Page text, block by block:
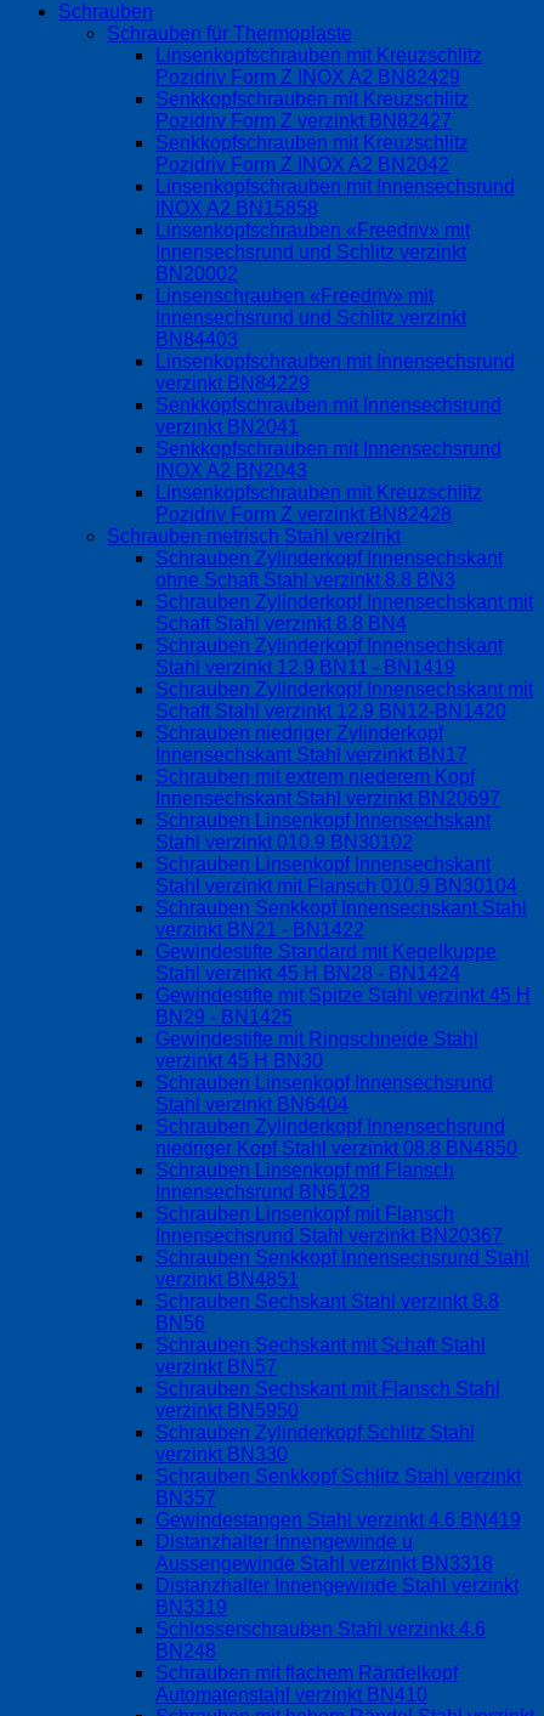
Schrauben
Schrauben für Thermoplaste
Linsenkopfschrauben mit Kreuzschlitz
Pozidriv Form Z INOX A2 BN82429
Senkkopfschrauben mit Kreuzschlitz
Pozidriv Form Z verzinkt BN82427
Senkkopfschrauben mit Kreuzschlitz
Pozidriv Form Z INOX A2 BN2042
Linsenkopfschrauben mit Innensechsrund
INOX A2 BN15858
Linsenkopfschrauben «Freedriv» mit
Innensechsrund und Schlitz verzinkt
BN20002
Linsenschrauben «Freedriv» mit
Innensechsrund und Schlitz verzinkt
BN84403
Linsenkopfschrauben mit Innensechsrund
verzinkt BN84229
Senkkopfschrauben mit Innensechsrund
verzinkt BN2041
Senkkopfschrauben mit Innensechsrund
INOX A2 BN2043
Linsenkopfschrauben mit Kreuzschlitz
Pozidriv Form Z verzinkt BN82428
Schrauben metrisch Stahl verzinkt
Schrauben Zylinderkopf Innensechskant
ohne Schaft Stahl verzinkt 8.8 BN3
Schrauben Zylinderkopf Innensechskant mit
Schaft Stahl verzinkt 8.8 BN4
Schrauben Zylinderkopf Innensechskant
Stahl verzinkt 12.9 BN11 - BN1419
Schrauben Zylinderkopf Innensechskant mit
Schaft Stahl verzinkt 12.9 BN12-BN1420
Schrauben niedriger Zylinderkopf
Innensechskant Stahl verzinkt BN17
Schrauben mit extrem niederem Kopf
Innensechskant Stahl verzinkt BN20697
Schrauben Linsenkopf Innensechskant
Stahl verzinkt 010.9 BN30102
Schrauben Linsenkopf Innensechskant
Stahl verzinkt mit Flansch 010.9 BN30104
Schrauben Senkkopf Innensechskant Stahl
verzinkt BN21 - BN1422
Gewindestifte Standard mit Kegelkuppe
Stahl verzinkt 45 H BN28 - BN1424
Gewindestifte mit Spitze Stahl verzinkt 45 H
BN29 - BN1425
Gewindestifte mit Ringschneide Stahl
verzinkt 45 H BN30
Schrauben Linsenkopf Innensechsrund
Stahl verzinkt BN6404
Schrauben Zylinderkopf Innensechsrund
niedriger Kopf Stahl verzinkt 08.8 BN4850
Schrauben Linsenkopf mit Flansch
Innensechsrund BN5128
Schrauben Linsenkopf mit Flansch
Innensechsrund Stahl verzinkt BN20367
Schrauben Senkkopf Innensechsrund Stahl
verzinkt BN4851
Schrauben Sechskant Stahl verzinkt 8.8
BN56
Schrauben Sechskant mit Schaft Stahl
verzinkt BN57
Schrauben Sechskant mit Flansch Stahl
verzinkt BN5950
Schrauben Zylinderkopf Schlitz Stahl
verzinkt BN330
Schrauben Senkkopf Schlitz Stahl verzinkt
BN357
Gewindestangen Stahl verzinkt 4.6 BN419
Distanzhalter Innengewinde u
Aussengewinde Stahl verzinkt BN3318
Distanzhalter Innengewinde Stahl verzinkt
BN3319
Schlosserschrauben Stahl verzinkt 4.6
BN248
Schrauben mit flachem Rändelkopf
Automatenstahl verzinkt BN410